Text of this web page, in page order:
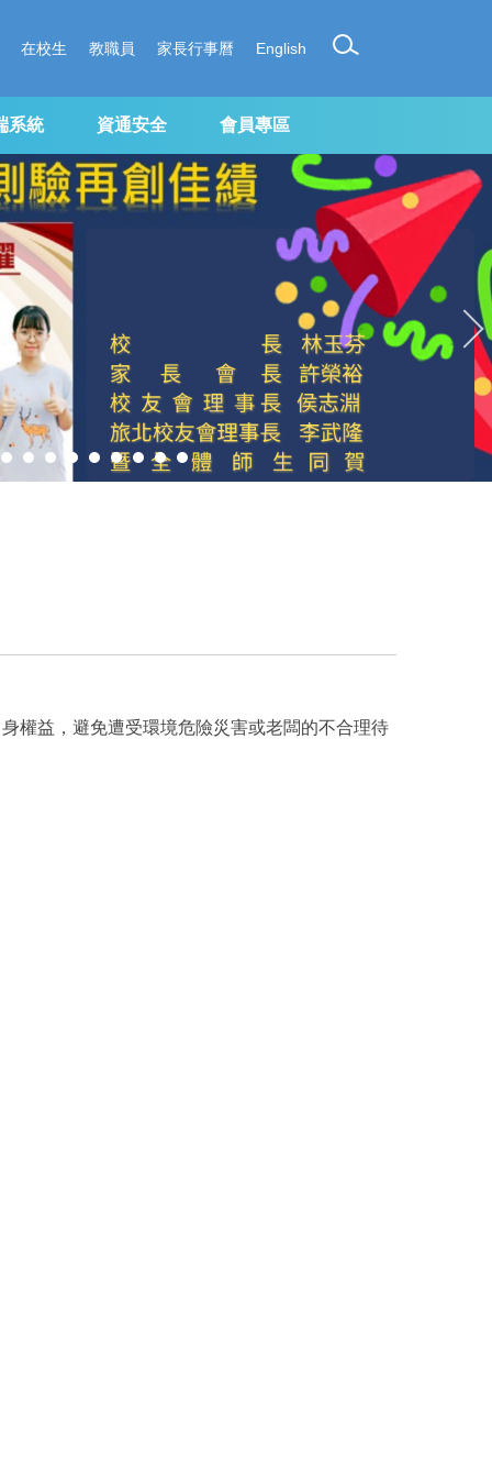
系統 資通安全 會員專區
在校生 教職員 家長行事曆 English
權益，避免遭受環境危險災害或老闆的不合理待